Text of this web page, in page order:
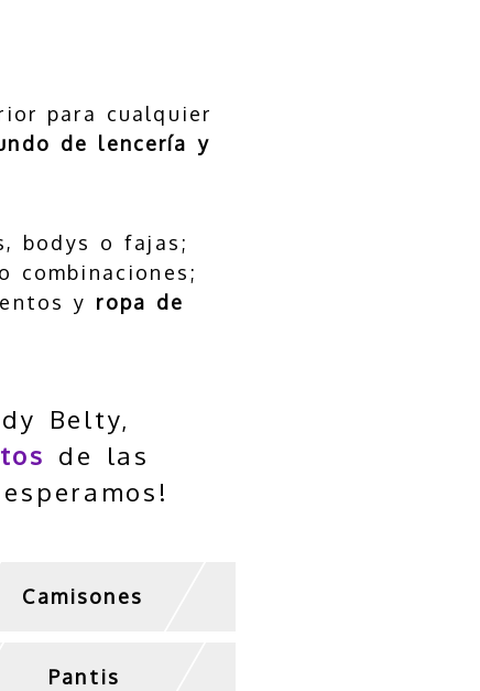
para cualquier
de lencería y
bodys o fajas;
combinaciones;
y ropa de
Belty,
de las
Camisones
Pantis